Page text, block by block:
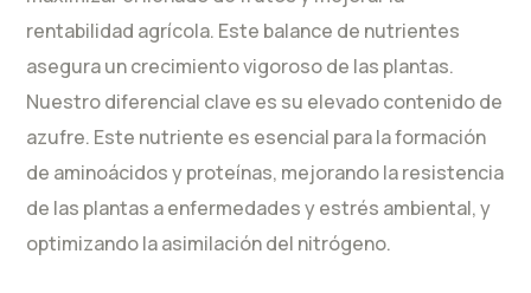
rentabilidad agrícola. Este balance de nutrientes
asegura un crecimiento vigoroso de las plantas.
Nuestro diferencial clave es su elevado contenido de
azufre. Este nutriente es esencial para la formación
de aminoácidos y proteínas, mejorando la resistencia
de las plantas a enfermedades y estrés ambiental, y
optimizando la asimilación del nitrógeno.